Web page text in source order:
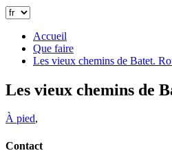
Accueil
Que faire
Les vieux chemins de Batet.
Les vieux chemins de
À pied,
Contact